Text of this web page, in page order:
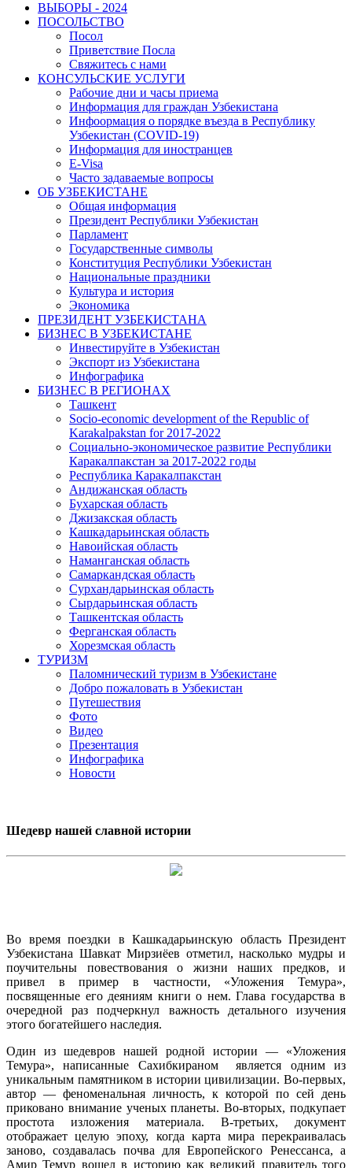
ВЫБОРЫ - 2024
ПОСОЛЬСТВО
Посол
Приветствие Посла
Свяжитесь с нами
КОНСУЛЬСКИЕ УСЛУГИ
Рабочие дни и часы приема
Информация для граждан Узбекистана
Инфоормация о порядке въезда в Республику
Узбекистан (COVID-19)
Информация для иностранцев
E-Visa
Часто задаваемые вопросы
ОБ УЗБЕКИСТАНЕ
Общая информация
Президент Республики Узбекистан
Парламент
Государственные символы
Конституция Республики Узбекистан
Национальные праздники
Культура и история
Экономика
ПРЕЗИДЕНТ УЗБЕКИСТАНА
БИЗНЕС В УЗБЕКИСТАНЕ
Инвестируйте в Узбекистан
Экспорт из Узбекистана
Инфографика
БИЗНЕС В РЕГИОНАХ
Ташкент
Socio-economic development of the Republic of
Karakalpakstan for 2017-2022
Социально-экономическое развитие Республики
Каракалпакстан за 2017-2022 годы
Республика Каракалпакстан
Андижанская область
Бухарская область
Джизакская область
Кашкадарьинская область
Навоийская область
Наманганская область
Самаркандская область
Сурхандарьинская область
Сырдарьинская область
Ташкентская область
Ферганская область
Хорезмская область
ТУРИЗМ
Паломнический туризм в Узбекистане
Добро пожаловать в Узбекистан
Путешествия
Фото
Видео
Презентация
Инфографика
Новости
Шедевр нашей славной истории
Во время поездки в Кашкадарьинскую область Президент
Узбекистана Шавкат Мирзиёев отметил, насколько мудры и
поучительны повествования о жизни наших предков, и
привел в пример в частности, «Уложения Темура»,
посвященные его деяниям книги о нем. Глава государства в
очередной раз подчеркнул важность детального изучения
этого богатейшего наследия.
Один из шедевров нашей родной истории — «Уложения
Темура», написанные Сахибкираном является одним из
уникальным памятником в истории цивилизации. Во-первых,
автор — феноменальная личность, к которой по сей день
приковано внимание ученых планеты. Во-вторых, подкупает
простота изложения материала. В-третьих, документ
отображает целую эпоху, когда карта мира перекраивалась
заново, создавалась почва для Европейского Ренессанса, а
Амир Темур вошел в историю как великий правитель того